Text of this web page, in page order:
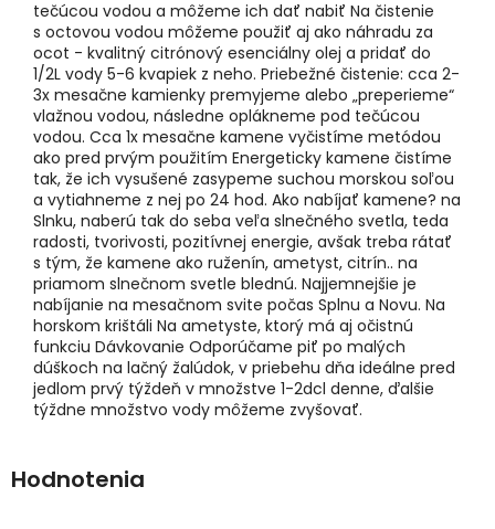
tečúcou vodou a môžeme ich dať nabiť Na čistenie
s octovou vodou môžeme použiť aj ako náhradu za
ocot - kvalitný citrónový esenciálny olej a pridať do
1/2L vody 5-6 kvapiek z neho. Priebežné čistenie: cca 2-
3x mesačne kamienky premyjeme alebo „preperieme“
vlažnou vodou, následne oplákneme pod tečúcou
vodou. Cca 1x mesačne kamene vyčistíme metódou
ako pred prvým použitím Energeticky kamene čistíme
tak, že ich vysušené zasypeme suchou morskou soľou
a vytiahneme z nej po 24 hod. Ako nabíjať kamene? na
Slnku, naberú tak do seba veľa slnečného svetla, teda
radosti, tvorivosti, pozitívnej energie, avšak treba rátať
s tým, že kamene ako ruženín, ametyst, citrín.. na
priamom slnečnom svetle blednú. Najjemnejšie je
nabíjanie na mesačnom svite počas Splnu a Novu. Na
horskom krištáli Na ametyste, ktorý má aj očistnú
funkciu Dávkovanie Odporúčame piť po malých
dúškoch na lačný žalúdok, v priebehu dňa ideálne pred
jedlom prvý týždeň v množstve 1-2dcl denne, ďalšie
týždne množstvo vody môžeme zvyšovať.